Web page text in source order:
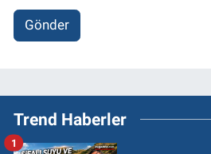
Gönder
Trend Haberler
1